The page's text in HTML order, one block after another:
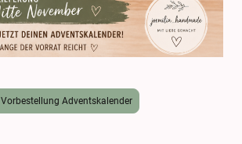
Vorbestellung Adventskalender